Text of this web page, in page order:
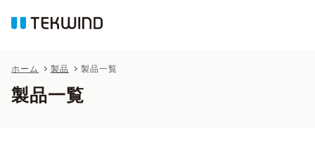
ホーム 製品 製品一覧
製品一覧